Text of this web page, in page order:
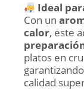
Ideal
Con un
calor, este
platos en
calidad